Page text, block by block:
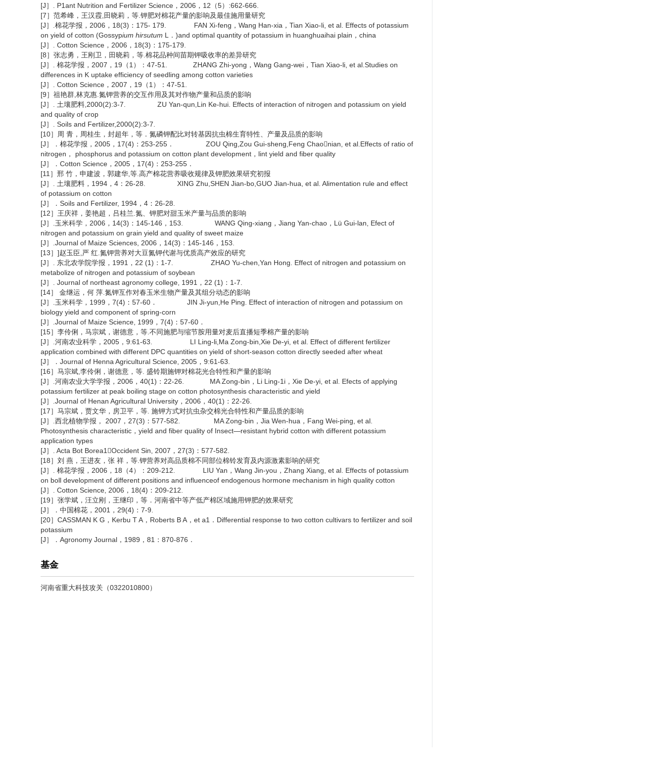
[J］. P1ant Nutrition and Fertilizer Science，2006，12（5）:662-666.
[7］范希峰，王汉霞,田晓莉，等.钾肥对棉花产量的影响及最佳施用量研究
[J］.棉花学报，2006，18(3)：175- 179. FAN Xi-feng，Wang Han-xia，Tian Xiao-li, et al. Effects of potassium
on yield of cotton (Gossypium hirsutum L．)and optimal quantity of potassium in huanghuaihai plain，china
[J］. Cotton Science，2006，18(3)：175-179.
[8］张志勇，王刚卫，田晓莉，等.棉花品种间苗期钾吸收率的差异研究
[J］. 棉花学报，2007，19（1）：47-51. ZHANG Zhi-yong，Wang Gang-wei，Tian Xiao-li, et al.Studies on
differences in K uptake efficiency of seedling among cotton varieties
[J］. Cotton Science，2007，19（1）：47-51.
[9］祖艳群,林克惠.氮钾营养的交互作用及其对作物产量和品质的影响
[J］. 土壤肥料,2000(2):3-7. ZU Yan-qun,Lin Ke-hui. Effects of interaction of nitrogen and potassium on yield
and quality of crop
[J］. Soils and Fertilizer,2000(2):3-7.
[10］周 青，周桂生，封超年，等．氮磷钾配比对转基因抗虫棉生育特性、产量及品质的影响
[J］．棉花学报，2005，17(4)：253-255． ZOU Qing,Zou Gui-sheng,Feng Chaonian, et al.Effects of ratio of
nitrogen， phosphorus and potassium on cotton plant development，lint yield and fiber quality
[J］．Cotton Science，2005，17(4)：253-255．
[11］邢 竹，申建波，郭建华,等.高产棉花营养吸收规律及钾肥效果研究初报
[J］. 土壤肥料，1994，4：26-28. XING Zhu,SHEN Jian-bo,GUO Jian-hua, et al. Alimentation rule and effect
of potassium on cotton
[J］．Soils and Fertilizer, 1994，4：26-28.
[12］王庆祥，姜艳超，吕桂兰.氮、钾肥对甜玉米产量与品质的影响
[J］.玉米科学，2006，14(3)：145-146，153. WANG Qing-xiang，Jiang Yan-chao，Lü Gui-lan, Efect of
nitrogen and potassium on grain yield and quality of sweet maize
[J］.Journal of Maize Sciences, 2006，14(3)：145-146，153.
[13］]赵玉臣,严 红.氮钾营养对大豆氮钾代谢与优质高产效应的研究
[J］. 东北农学院学报，1991，22 (1)：1-7. ZHAO Yu-chen,Yan Hong. Effect of nitrogen and potassium on
metabolize of nitrogen and potassium of soybean
[J］. Journal of northeast agronomy college, 1991，22 (1)：1-7.
[14］ 金继运，何 萍.氮钾互作对春玉米生物产量及其组分动态的影响
[J］.玉米科学，1999，7(4)：57-60． JIN Ji-yun,He Ping. Effect of interaction of nitrogen and potassium on
biology yield and component of spring-corn
[J］.Journal of Maize Science, 1999，7(4)：57-60．
[15］李伶俐，马宗斌，谢德意，等.不同施肥与缩节胺用量对麦后直播短季棉产量的影响
[J］.河南农业科学，2005，9:61-63. LI Ling-li,Ma Zong-bin,Xie De-yi, et al. Effect of different fertilizer
application combined with different DPC quantities on yield of short-season cotton directly seeded after wheat
[J］．Journal of Henna Agricultural Science, 2005，9:61-63.
[16］马宗斌,李伶俐，谢德意，等. 盛铃期施钾对棉花光合特性和产量的影响
[J］.河南农业大学学报，2006，40(1)：22-26. MA Zong-bin，Li Ling-1i，Xie De-yi, et al. Efects of applying
potassium fertilizer at peak boiling stage on cotton photosynthesis characteristic and yield
[J］.Journal of Henan Agricultural University，2006，40(1)：22-26.
[17］马宗斌，贾文华，房卫平，等. 施钾方式对抗虫杂交棉光合特性和产量品质的影响
[J］.西北植物学报， 2007，27(3)：577-582. MA Zong-bin，Jia Wen-hua，Fang Wei-ping, et al.
Photosynthesis characteristic，yield and fiber quality of Insect—resistant hybrid cotton with different potassium
application types
[J］. Acta Bot Borea1Occident Sin, 2007，27(3)：577-582.
[18］刘 燕，王进友，张 祥，等.钾营养对高品质棉不同部位棉铃发育及内源激素影响的研究
[J］. 棉花学报，2006，18（4）：209-212. LIU Yan，Wang Jin-you，Zhang Xiang, et al. Effects of potassium
on boll development of different positions and influenceof endogenous hormone mechanism in high quality cotton
[J］. Cotton Science, 2006，18(4)：209-212.
[19］张学斌，汪立刚，王继印，等．河南省中等产低产棉区域施用钾肥的效果研究
[J］．中国棉花，2001，29(4)：7-9.
[20］CASSMAN K G，Kerbu T A，Roberts B A，et a1．Differential response to two cotton cultivars to fertilizer and soil
potassium
[J］．Agronomy Journal，1989，81：870-876．
基金
河南省重大科技攻关（0322010800）